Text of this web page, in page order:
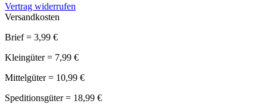
Vertrag widerrufen
Versandkosten
Brief = 3,99 €
Kleingüter = 7,99 €
Mittelgüter = 10,99 €
Speditionsgüter = 18,99 €